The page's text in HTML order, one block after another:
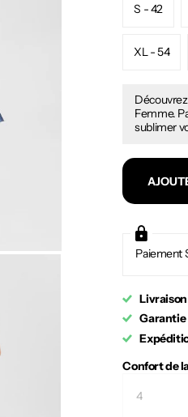
S - 42
XL - 54
Femme.
sublimer
Paiement
Garantie
Confort de